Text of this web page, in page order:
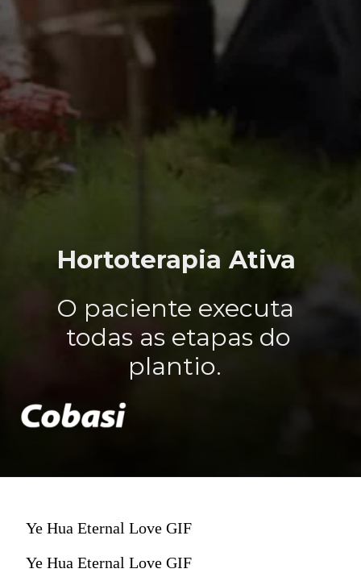
Hortoterapia Ativa
O paciente executa
todas as etapas do
plantio.
Ye Hua Eternal Love GIF
Ye Hua Eternal Love GIF